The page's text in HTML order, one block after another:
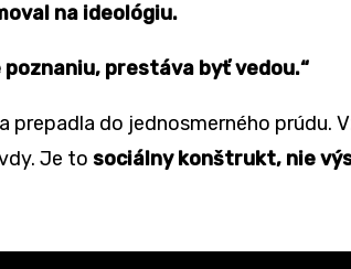
na ideológiu.
poznaniu, prestáva byť vedou.“
prepadla do jednosmerného prúdu.
Je to sociálny konštrukt, nie